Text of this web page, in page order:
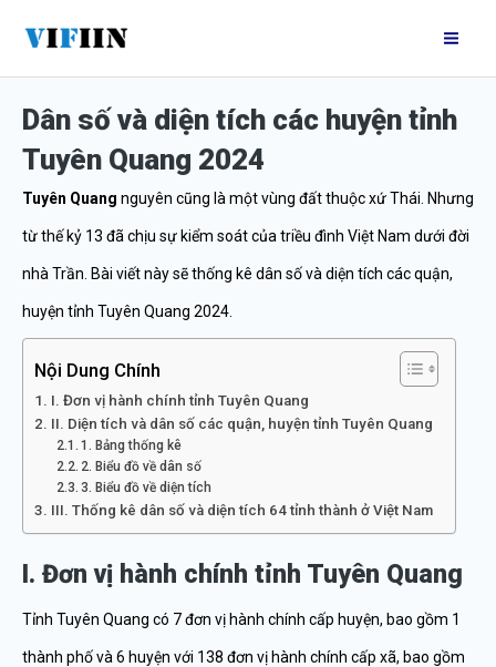
nội
dungDân số và diện tích các huyện tỉnh
Tuyên Quang 2024
Tuyên Quang nguyên cũng là một vùng đất thuộc xứ Thái. Nhưng
từ thế kỷ 13 đã chịu sự kiểm soát của triều đình Việt Nam dưới đời
nhà Trần. Bài viết này sẽ thống kê dân số và diện tích các quận,
huyện tỉnh Tuyên Quang 2024.
Nội Dung Chính
I. Đơn vị hành chính tỉnh Tuyên Quang
II. Diện tích và dân số các quận, huyện tỉnh Tuyên Quang
1. Bảng thống kê
2. Biểu đồ về dân số
3. Biểu đồ về diện tích
III. Thống kê dân số và diện tích 64 tỉnh thành ở Việt Nam
I. Đơn vị hành chính tỉnh Tuyên Quang
Tỉnh Tuyên Quang có 7 đơn vị hành chính cấp huyện, bao gồm 1
thành phố và 6 huyện với 138 đơn vị hành chính cấp xã, bao gồm